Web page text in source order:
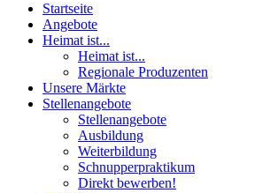
Startseite
Angebote
Heimat ist...
Heimat ist...
Regionale Produzenten
Unsere Märkte
Stellenangebote
Stellenangebote
Ausbildung
Weiterbildung
Schnupperpraktikum
Direkt bewerben!